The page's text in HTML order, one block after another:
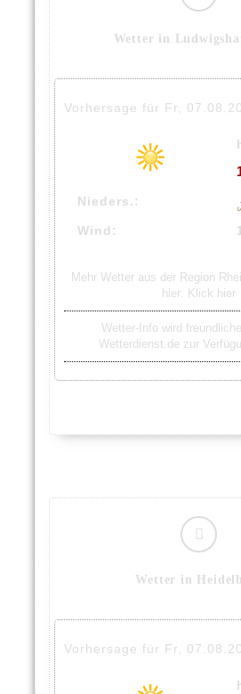
Wetter in
Vorhersage für Fr,
Nieders.:
Wind:
Mehr Wetter aus der Region
hier: Klick hier
Wetter-Info wird
Wetterdienst.de zur
Wetter in
Vorhersage für Fr,